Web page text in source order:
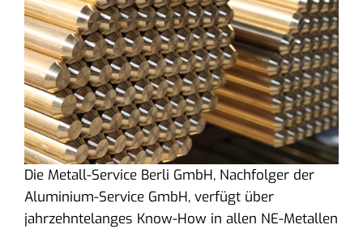
Die Metall-Service Berli GmbH, Nachfolger der
Aluminium-Service GmbH, verfügt über
jahrzehntelanges Know-How in allen NE-Metallen